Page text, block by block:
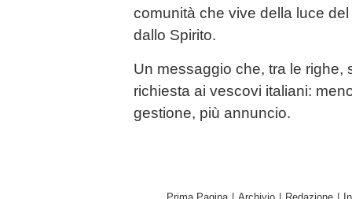
comunità che vive della luce
dallo Spirito.
Un messaggio che, tra le righe,
richiesta ai vescovi italiani:
gestione, più annuncio.